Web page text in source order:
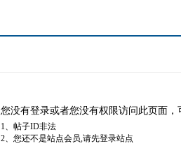
您没有登录或者您没有权限访问此页面
1、帖子ID非法
2、您还不是站点会员,请先登录站点